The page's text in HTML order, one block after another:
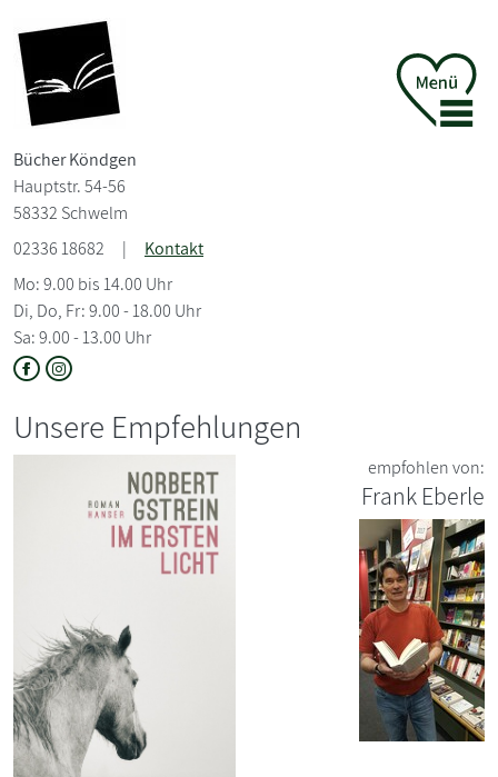
Bücher Köndgen
Hauptstr. 54-56
58332 Schwelm
02336 18682
|
Kontakt
Mo: 9.00 bis 14.00 Uhr
Di, Do, Fr: 9.00 - 18.00 Uhr
Sa: 9.00 - 13.00 Uhr
Unsere Empfehlungen
empfohlen von:
Frank Eberle